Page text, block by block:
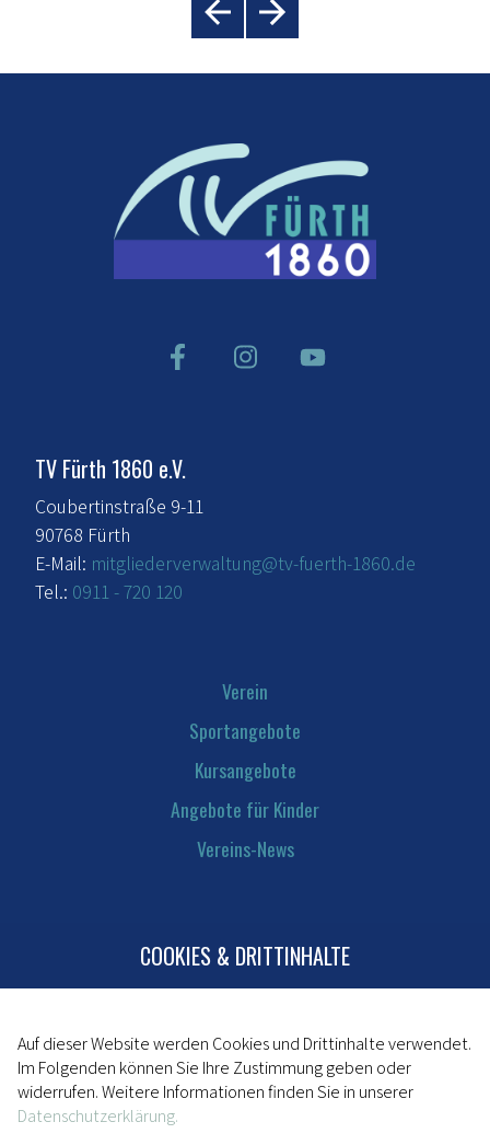
TV Fürth 1860 e.V.
Coubertinstraße 9-11
90768 Fürth
E-Mail: mitgliederverwaltung@tv-fuerth-1860.de
Tel.: 0911 - 720 120
Verein
Sportangebote
Kursangebote
Angebote für Kinder
Vereins-News
Kontakt
Mitglied werden
Impressum
Datenschutz
COOKIES & DRITTINHALTE
Auf dieser Website werden Cookies und Drittinhalte verwendet.
Im Folgenden können Sie Ihre Zustimmung geben oder
widerrufen. Weitere Informationen finden Sie in unserer
Datenschutzerklärung.